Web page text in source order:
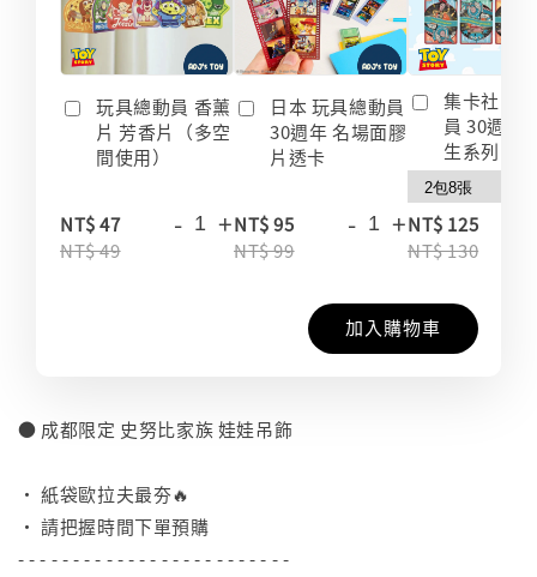
玩具總動員 香薰
片 芳香片（多空
間使用）
NT$ 47
NT$ 49
- +
日本 玩具總動員
30週年 名場面膠
片透卡
NT$ 95
NT$ 99
- +
集卡社 玩
員 30週年
生系列 收
NT$ 125
NT$ 130
加入購物車
● 成都限定 史努比家族 娃娃吊飾
• 紙袋歐拉夫最夯🔥
• 請把握時間下單預購
- - - - - - - - - - - - - - - - - - - - - - - - -